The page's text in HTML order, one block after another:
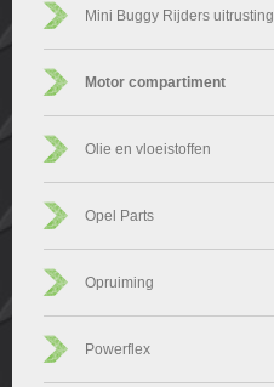
Mini Buggy Rijders uitrusting
Motor compartiment
Olie en vloeistoffen
Opel Parts
Opruiming
Powerflex